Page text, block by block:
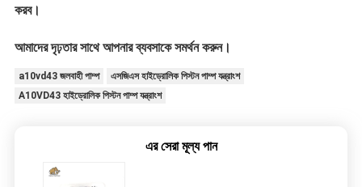
করব।
আমাদের দৃঢ়তার সাথে আপনার ব্যবসাকে সমর্থন করুন।
a10vd43 জলবাহী পাম্প
এসজিএস হাইড্রোলিক পিস্টন পাম্প যন্ত্রাংশ
A10VD43 হাইড্রোলিক পিস্টন পাম্প যন্ত্রাংশ
এর সেরা মূল্য পান